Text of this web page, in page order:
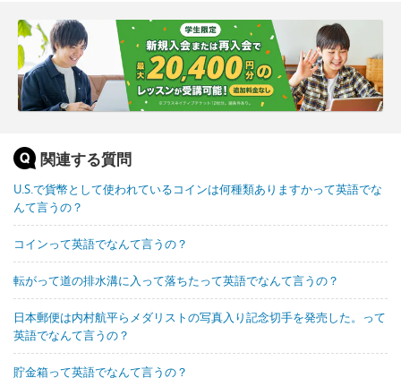
関連する質問
U.S.で貨幣として使われているコインは何種類ありますかって英語でな
んて言うの？
コインって英語でなんて言うの？
転がって道の排水溝に入って落ちたって英語でなんて言うの？
日本郵便は内村航平らメダリストの写真入り記念切手を発売した。って
英語でなんて言うの？
貯金箱って英語でなんて言うの？